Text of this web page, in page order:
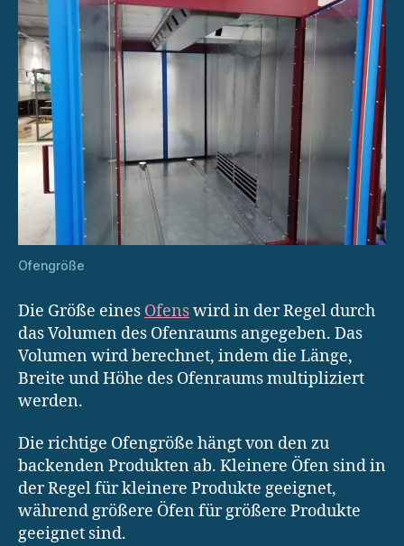
Ofengröße
Die Größe eines Ofenswird in der Regel durch
das Volumen des Ofenraums angegeben. Das
Volumen wird berechnet, indem die Länge,
Breite und Höhe des Ofenraums multipliziert
werden.
Die richtige Ofengröße hängt von den zu
backenden Produkten ab. Kleinere Öfen sind in
der Regel für kleinere Produkte geeignet,
während größere Öfen für größere Produkte
geeignet sind.